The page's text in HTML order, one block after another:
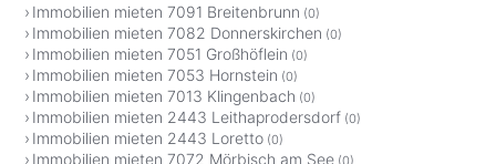
Immobilien mieten 7091 Breitenbrunn (0)
Immobilien mieten 7082 Donnerskirchen (0)
Immobilien mieten 7051 Großhöflein (0)
Immobilien mieten 7053 Hornstein (0)
Immobilien mieten 7013 Klingenbach (0)
Immobilien mieten 2443 Leithaprodersdorf (0)
Immobilien mieten 2443 Loretto (0)
Immobilien mieten 7072 Mörbisch am See (0)